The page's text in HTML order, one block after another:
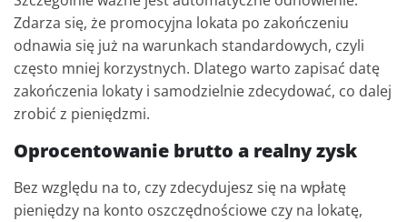
Zdarza się, że promocyjna lokata po zakończeniu
odnawia się już na warunkach standardowych, czyli
często mniej korzystnych. Dlatego warto zapisać datę
zakończenia lokaty i samodzielnie zdecydować, co dalej
zrobić z pieniędzmi.
Oprocentowanie brutto a realny zysk
Bez względu na to, czy zdecydujesz się na wpłatę
pieniędzy na konto oszczędnościowe czy na lokatę,